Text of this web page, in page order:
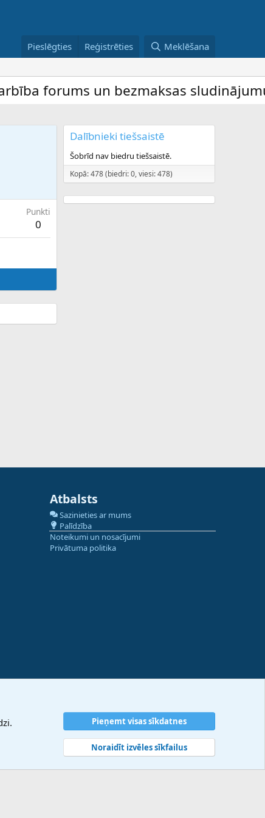
Pieslēgties Reģistrēties Meklēšana
forums un bezmaksas sludinājumu
Punkti
0
Dalībnieki tiešsaistē
Šobrīd nav biedru tiešsaistē.
Kopā: 478 (biedri: 0, viesi: 478)
Atbalsts
Sazinieties ar mums
Palīdzība
Noteikumi un nosacījumi
Privātuma politika
Pieņemt visas sīkdatnes
Noraidīt izvēles sīkfailus